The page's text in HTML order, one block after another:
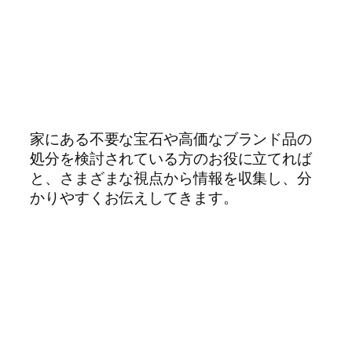
家にある不要な宝石や高価なブランド品の
処分を検討されている方のお役に立てれば
と、さまざまな視点から情報を収集し、分
かりやすくお伝えしてきます。